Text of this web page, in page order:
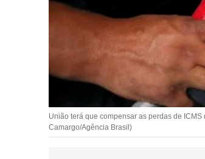
União terá que compensar as perdas de
Camargo/Agência Brasil)